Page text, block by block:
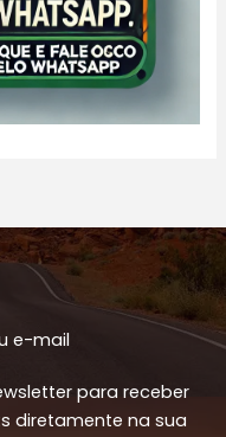
e-mail
para receber
diretamente na sua